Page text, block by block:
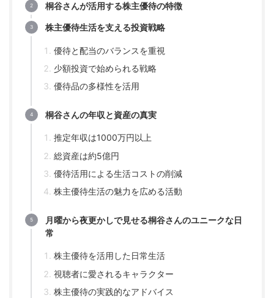
桐谷さんが活用する株主優待の特徴
株主優待生活を支える投資戦略
優待と配当のバランスを重視
少額投資で始められる戦略
優待品の多様性を活用
桐谷さんの年収と資産の真実
推定年収は1000万円以上
総資産は約5億円
優待活用による生活コストの削減
株主優待生活の魅力を広める活動
月曜から夜更かしで見せる桐谷さんのユニークな日
常
株主優待を活用した日常生活
視聴者に愛されるキャラクター
株主優待の実践的なアドバイス